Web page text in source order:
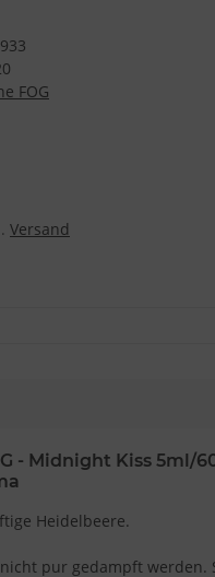
FOG
Versand
- Midnight Kiss 5ml/
Heidelbeere.
pur gedampft werden.